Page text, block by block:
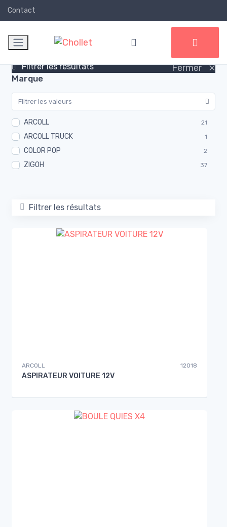
Contact
Filtrer les résultats Fermer ×
Marque
ARCOLL 21
ARCOLL TRUCK 1
COLOR POP 2
ZIGOH 37
Filtrer les résultats
ARCOLL 12018
ASPIRATEUR VOITURE 12V